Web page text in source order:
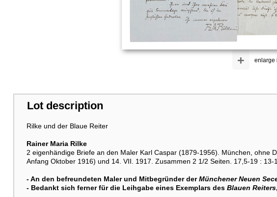
enlarge
+
Lot description
Rilke und der Blaue Reiter
Rainer Maria Rilke
2 eigenhändige Briefe an den Maler Karl Caspar (1879-1956). München, ohne
Anfang Oktober 1916) und 14. VII. 1917. Zusammen 2 1/2 Seiten. 17,5-19 : 13-
- An den befreundeten Maler und Mitbegründer derMünchener Neuen
- Bedankt sich ferner für die Leihgabe eines Exemplars des Blauen Reiters